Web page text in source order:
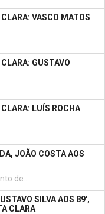
VASCO MATOS
GUSTAVO
LUÍS ROCHA
JOÃO COSTA AOS
SILVA AOS 89',
CLARA